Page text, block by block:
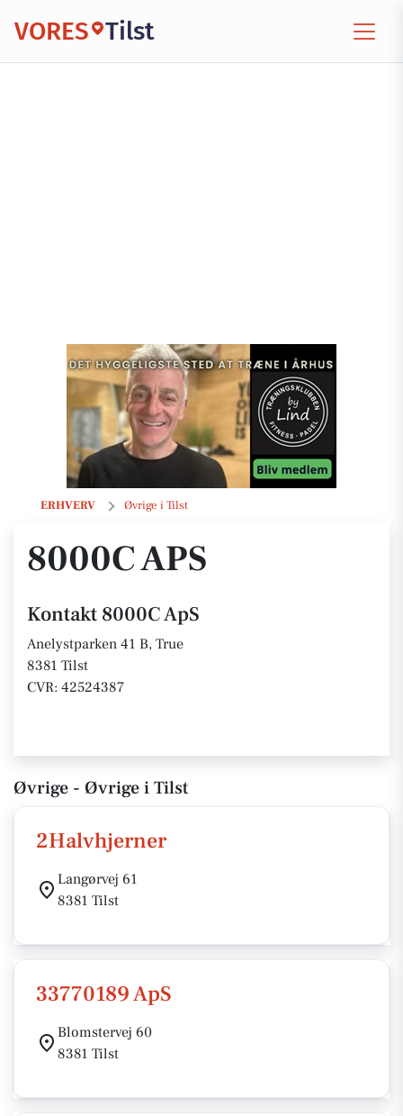
VORES Tilst
ERHVERV Øvrige i Tilst
8000C ApS
8000C APS
Kontakt 8000C ApS
Anelystparken 41 B, True
8381 Tilst
CVR: 42524387
Øvrige - Øvrige i Tilst
2Halvhjerner
Langørvej 61
8381 Tilst
33770189 ApS
Blomstervej 60
8381 Tilst